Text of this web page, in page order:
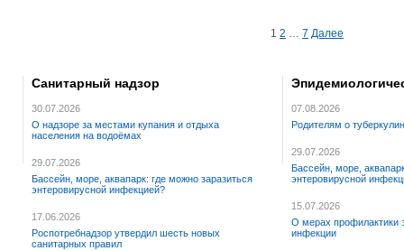
Навигация
записям
1 2 … 7 Далее
Санитарный надзор
30.07.2026
О надзоре за местами купания и отдыха
населения на водоёмах
29.07.2026
Бассейн, море, аквапарк: где можно заразиться
энтеровирусной инфекцией?
17.06.2026
Роспотребнадзор утвердил шесть новых
санитарных правил
07.08.2026
Родителям о
29.07.2026
Бассейн, море,
энтеровирусной
15.07.2026
О мерах профилактики
инфекции